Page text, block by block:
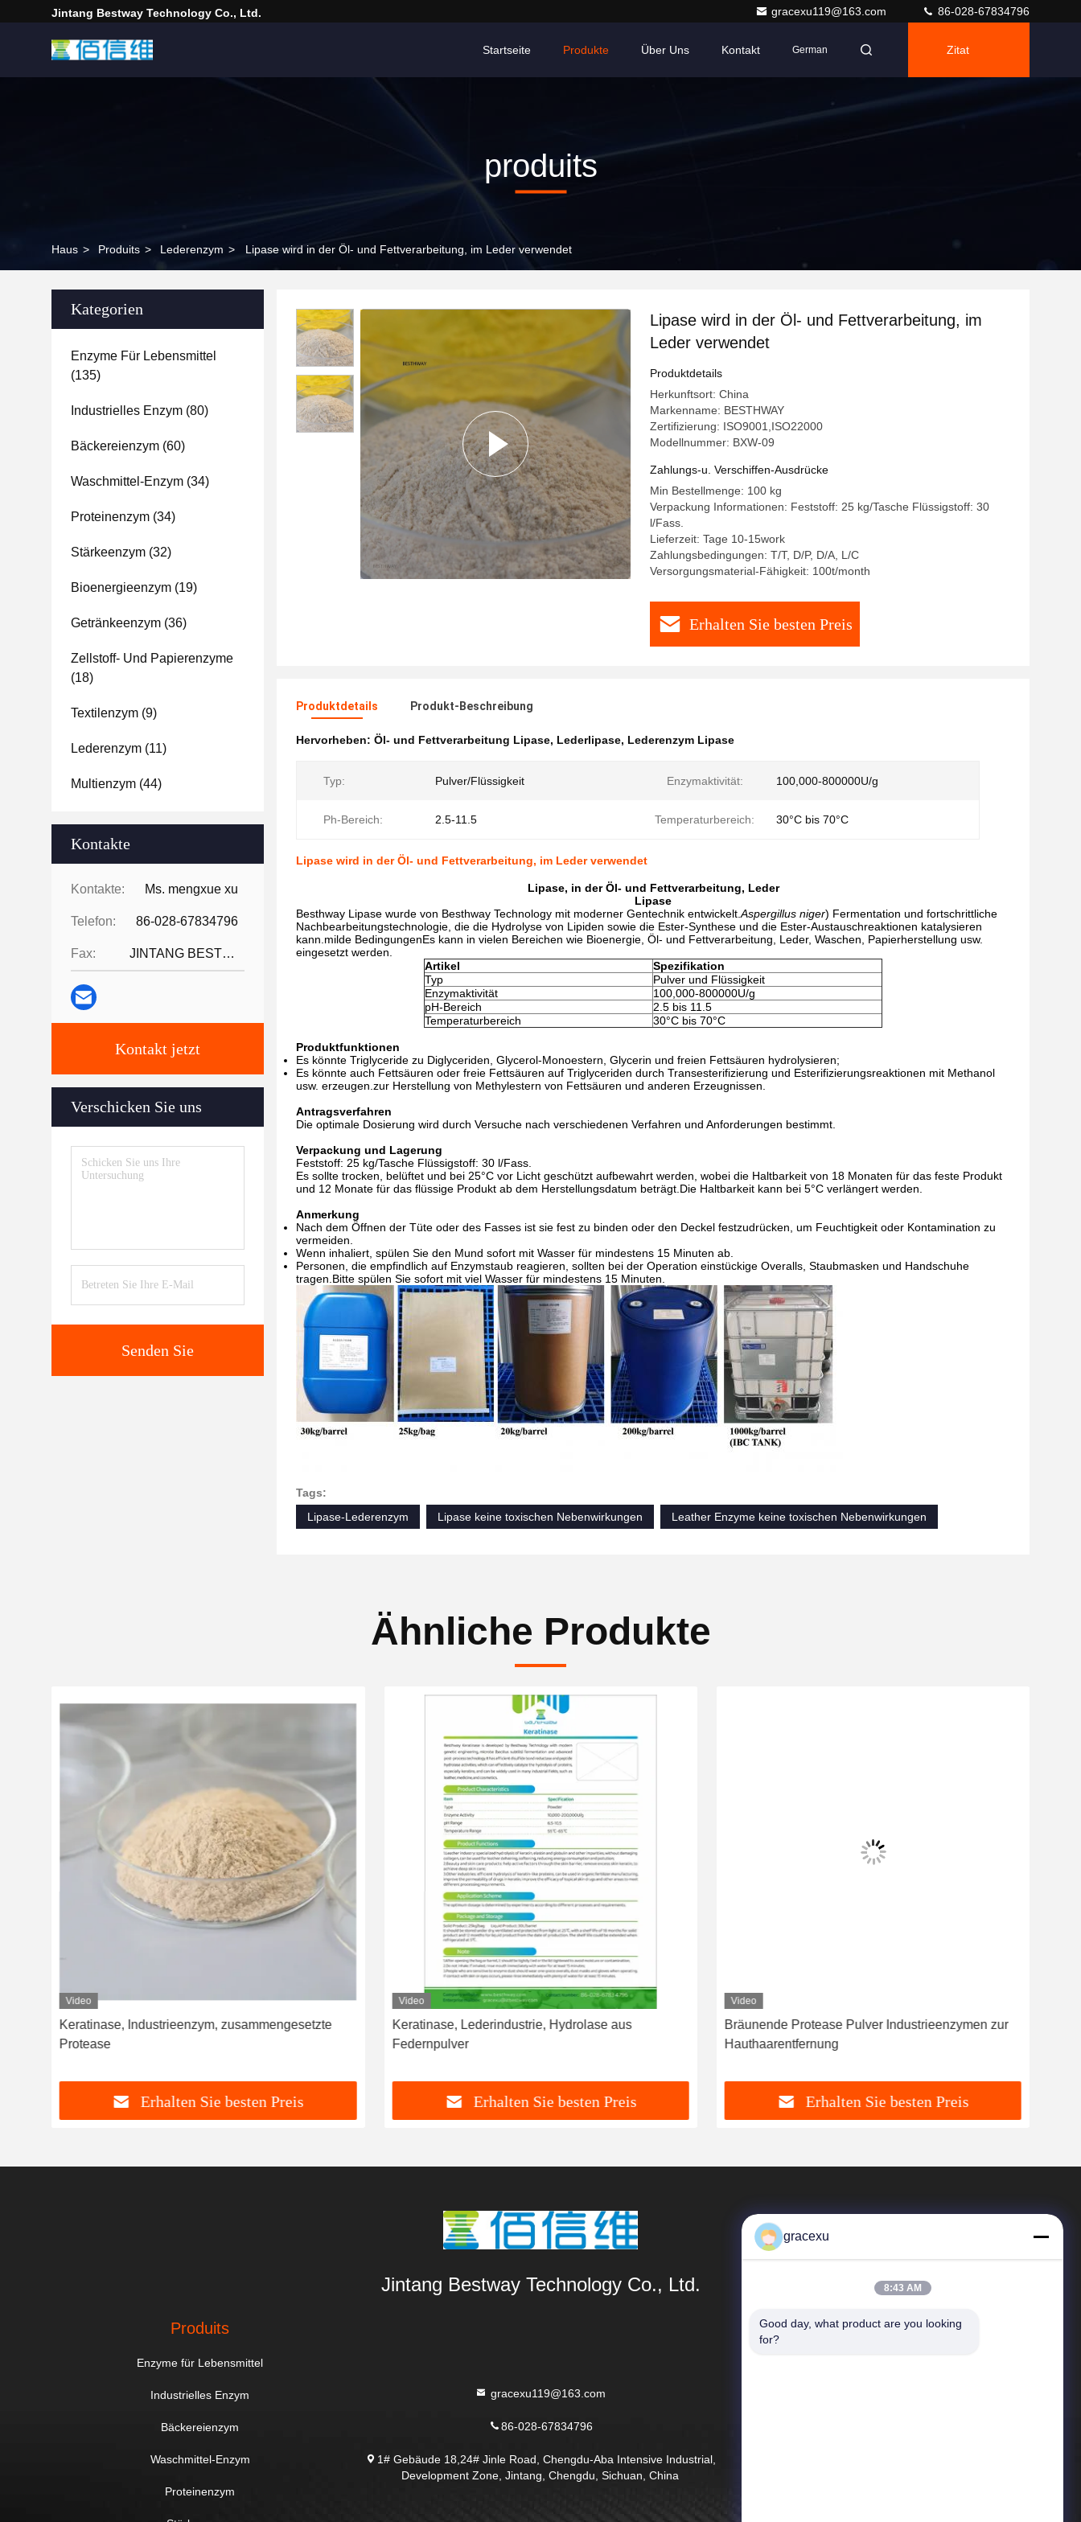
Jintang Bestway Technology Co., Ltd. gracexu119@163.com 86-028-67834796
Startseite Produkte Über Uns Kontakt German Zitat
produits
Haus > Produits > Lederenzym > Lipase wird in der Öl- und Fettverarbeitung, im Leder verwendet
Kategorien
Enzyme Für Lebensmittel
(135)
Industrielles Enzym (80)
Bäckereienzym (60)
Waschmittel-Enzym (34)
Proteinenzym (34)
Stärkeenzym (32)
Bioenergieenzym (19)
Getränkeenzym (36)
Zellstoff- Und Papierenzyme
(18)
Textilenzym (9)
Lederenzym (11)
Multienzym (44)
Kontakte
Kontakte: Ms. mengxue xu
Telefon: 86-028-67834796
Fax: JINTANG BESTWAY TECHNOLOGY CO
Kontakt jetzt
Verschicken Sie uns
Senden Sie
Lipase wird in der Öl- und Fettverarbeitung, im
Leder verwendet
Produktdetails
Herkunftsort: China
Markenname: BESTHWAY
Zertifizierung: ISO9001,ISO22000
Modellnummer: BXW-09
Zahlungs-u. Verschiffen-Ausdrücke
Min Bestellmenge: 100 kg
Verpackung Informationen: Feststoff: 25 kg/Tasche Flüssigstoff: 30
l/Fass.
Lieferzeit: Tage 10-15work
Zahlungsbedingungen: T/T, D/P, D/A, L/C
Versorgungsmaterial-Fähigkeit: 100t/month
Erhalten Sie besten Preis
Produktdetails Produkt-Beschreibung
Hervorheben: Öl- und Fettverarbeitung Lipase, Lederlipase, Lederenzym Lipase
Typ: Pulver/Flüssigkeit Enzymaktivität: 100,000-800000U/g
Ph-Bereich: 2.5-11.5 Temperaturbereich: 30°C bis 70°C
Lipase wird in der Öl- und Fettverarbeitung, im Leder verwendet
Lipase, in der Öl- und Fettverarbeitung, Leder
Lipase
Besthway Lipase wurde von Besthway Technology mit moderner Gentechnik entwickelt. Aspergillus niger) Fermentation und fortschrittliche
Nachbearbeitungstechnologie, die die Hydrolyse von Lipiden sowie die Ester-Synthese und die Ester-Austauschreaktionen katalysieren
kann.milde BedingungenEs kann in vielen Bereichen wie Bioenergie, Öl- und Fettverarbeitung, Leder, Waschen, Papierherstellung usw.
eingesetzt werden.
Artikel
Spezifikation
Typ
Pulver und Flüssigkeit
Enzymaktivität
100,000-800000U/g
pH-Bereich
2.5 bis 11.5
Temperaturbereich
30°C bis 70°C
Produktfunktionen
Es könnte Triglyceride zu Diglyceriden, Glycerol-Monoestern, Glycerin und freien Fettsäuren hydrolysieren;
Es könnte auch Fettsäuren oder freie Fettsäuren auf Triglyceriden durch Transesterifizierung und Esterifizierungsreaktionen mit Methanol
usw. erzeugen.zur Herstellung von Methylestern von Fettsäuren und anderen Erzeugnissen.
Antragsverfahren
Die optimale Dosierung wird durch Versuche nach verschiedenen Verfahren und Anforderungen bestimmt.
Verpackung und Lagerung
Feststoff: 25 kg/Tasche Flüssigstoff: 30 l/Fass.
Es sollte trocken, belüftet und bei 25°C vor Licht geschützt aufbewahrt werden, wobei die Haltbarkeit von 18 Monaten für das feste Produkt
und 12 Monate für das flüssige Produkt ab dem Herstellungsdatum beträgt.Die Haltbarkeit kann bei 5°C verlängert werden.
Anmerkung
Nach dem Öffnen der Tüte oder des Fasses ist sie fest zu binden oder den Deckel festzudrücken, um Feuchtigkeit oder Kontamination zu
vermeiden.
Wenn inhaliert, spülen Sie den Mund sofort mit Wasser für mindestens 15 Minuten ab.
Personen, die empfindlich auf Enzymstaub reagieren, sollten bei der Operation einstückige Overalls, Staubmasken und Handschuhe
tragen.Bitte spülen Sie sofort mit viel Wasser für mindestens 15 Minuten.
Tags:
Lipase-Lederenzym
Lipase keine toxischen Nebenwirkungen Leather Enzyme keine toxischen Nebenwirkungen
Ähnliche Produkte
Video
Keratinase, Industrieenzym, zusammengesetzte
Protease
Erhalten Sie besten Preis
Video
Keratinase, Lederindustrie, Hydrolase aus
Federnpulver
Erhalten Sie besten Preis
Video
Bräunende Protease Pulver Industrieenzymen zur
Hauthaarentfernung
Erhalten Sie besten Preis
Jintang Bestway Technology Co., Ltd.
Produits
Enzyme für Lebensmittel
Industrielles Enzym
Bäckereienzym
Waschmittel-Enzym
Proteinenzym
gracexu119@163.com
86-028-67834796
1# Gebäude 18,24# Jinle Road, Chengdu-Aba Intensive Industrial,
Development Zone, Jintang, Chengdu, Sichuan, China
Schnelle Verbindungen
gracexu
8:43 AM
Good day, what product are you looking
for?